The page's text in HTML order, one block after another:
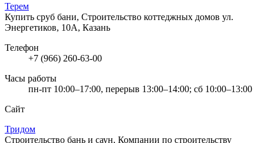
Терем
Купить сруб бани, Строительство коттеджных домов ул.
Энергетиков, 10А, Казань
Телефон
+7 (966) 260-63-00
Часы работы
пн-пт 10:00–17:00, перерыв 13:00–14:00; сб 10:00–13:00
Сайт
Тридом
Строительство бань и саун, Компании по строительству